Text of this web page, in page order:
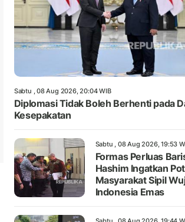
Sabtu , 08 Aug 2026, 20:04 WIB
Diplomasi Tidak Boleh Berhenti pada
Kesepakatan
Sabtu , 08 Aug 2026, 19:53
Formas Perluas
Hashim Ingatkan
Masyarakat Sipil
Indonesia Emas